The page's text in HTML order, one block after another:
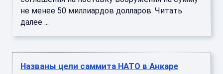
не менее 50 миллиардов долларов. Читать
далее ...
Названы цели саммита НАТО в Анкаре